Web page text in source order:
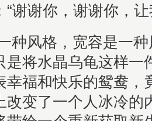
“谢谢你，谢谢你，
种风格，宽容是一
是将水晶乌龟这样一
幸福和快乐的鸳鸯，
改变了一个人冰冷的